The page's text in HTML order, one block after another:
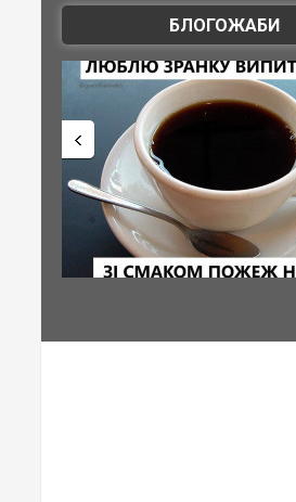
БЛОГОЖАБИ